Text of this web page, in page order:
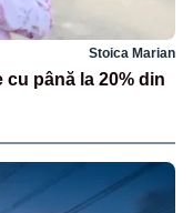
Stoica Marian
cu până la 20% din